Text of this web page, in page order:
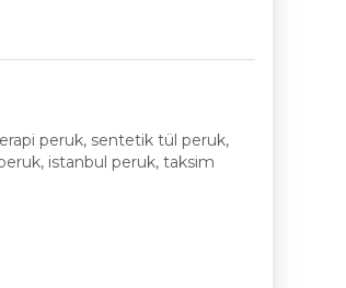
peruk, sentetik tül peruk,
istanbul peruk, taksim